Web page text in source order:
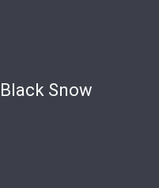
Black Snow